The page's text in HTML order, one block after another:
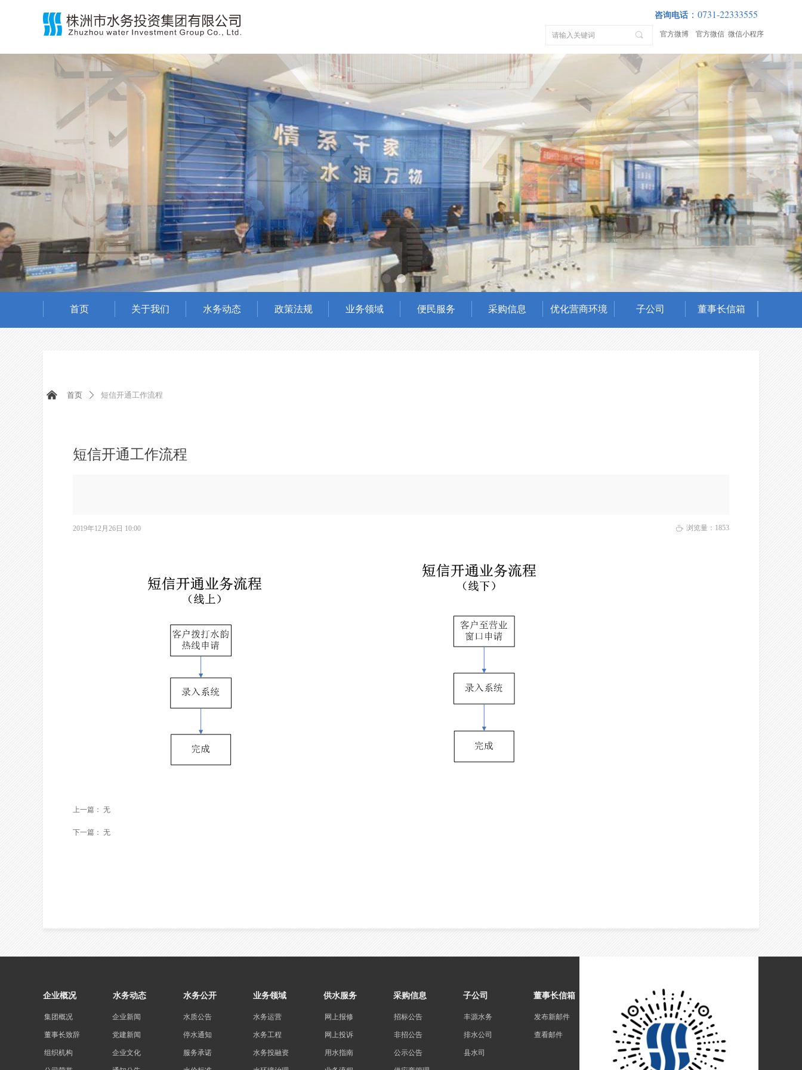
首页 关于我们 水务动态 政策法规 业务领域 便民服务 采购信息 优化营商环境 子公司 董事长信箱
官方微博 官方微信 微信小程序
咨询电话 ： 0731-22333555
끠
短信开通工作流程
2019年12月26日 10:00 ꄘ 浏览量： 1853
上一篇： 无
下一篇： 无
首页 ꄲ 短信开通工作流程
낀
集团概况
董事长致辞
组织机构
企业概况 水务动态 水务公开 业务领域 供水服务 采购信息 子公司 董事长信箱
企业新闻
党建新闻
企业文化
水质公告
停水通知
服务承诺
网上报修
网上投诉
用水指南
发布新邮件
查看邮件
水务运营
水务工程
水务投融资
招标公告
非招公告
公示公告
丰源水务
排水公司
县水司